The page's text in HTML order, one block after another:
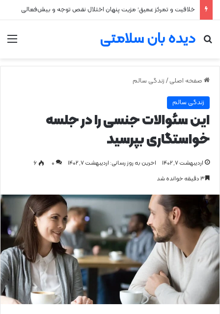
خلاقیت و تمرکز عمیق؛ مزیت پنهان اختلال نقص توجه و بیش‌فعالی
دیده بان سلامتی
جستجو برای
صفحه اصلی / زندگی سالم
زندگی سالم
این سئوالات جنسی را در جلسه
خواستگاری بپرسید
اردیبهشت ۷, ۱۴۰۲ اخرین به روز رسانی: اردیبهشت ۷, ۱۴۰۲ 0
۶